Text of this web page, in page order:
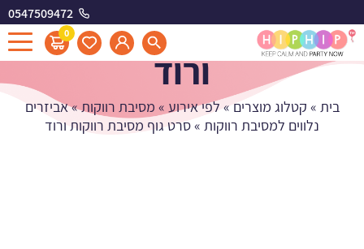
0547509472
0
סרט גוף מסיבת רווקות
ורוד
בית » קטלוג מוצרים » לפי אירוע » מסיבת רווקות»אביזרים
נלווים למסיבת רווקות »סרט גוף מסיבת רווקות ורוד